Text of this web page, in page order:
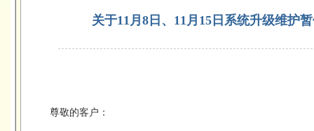
关于11月8日、11月15日系统升级维护
尊敬的客户：